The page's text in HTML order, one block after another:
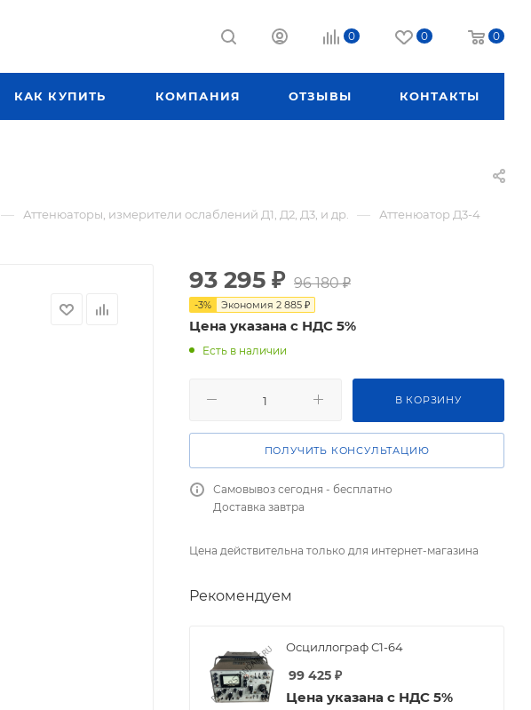
0 0 0
КАК КУПИТЬ КОМПАНИЯ ОТЗЫВЫ КОНТАКТЫ
— Аттенюаторы, измерители ослаблений Д1, Д2, Д3, и др. — Аттенюатор Д3-4
93 295 ₽ 96 180₽
-3% Экономия 2 885 ₽
Цена указана с НДС 5%
Есть в наличии
В КОРЗИНУ
ПОЛУЧИТЬ КОНСУЛЬТАЦИЮ
Самовывоз сегодня - бесплатно
Доставка завтра
Цена действительна только для интернет-магазина
Рекомендуем
Осциллограф С1-64
99 425 ₽
Цена указана с НДС 5%